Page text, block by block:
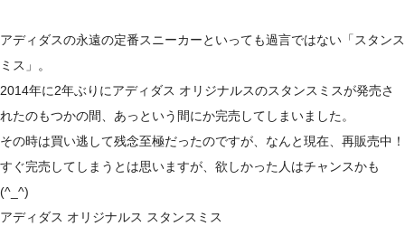
アディダスの永遠の定番スニーカーといっても過言ではない「スタンス
ミス」。
2014年に2年ぶりにアディダス オリジナルスのスタンスミスが発売さ
れたのもつかの間、あっという間にか完売してしまいました。
その時は買い逃して残念至極だったのですが、なんと現在、再販売中！
すぐ完売してしまうとは思いますが、欲しかった人はチャンスかも
(^_^)
アディダス オリジナルス スタンスミス